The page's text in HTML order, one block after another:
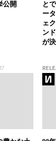
公開
と
ー
ェ
ン
が